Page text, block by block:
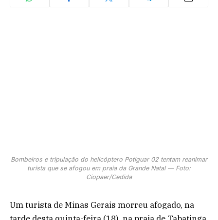
Bombeiros e tripulação do helicóptero Potiguar 02 tentam reanimar
turista que se afogou em praia da Grande Natal — Foto:
Ciopaer/Cedida
Um turista de Minas Gerais morreu afogado, na